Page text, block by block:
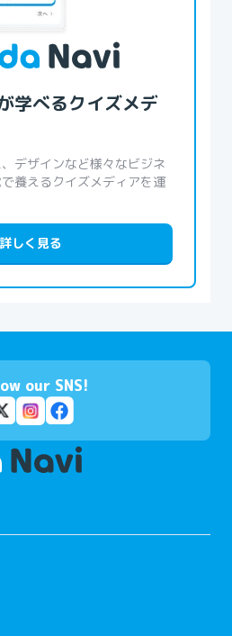
学べるクイズメデ
デザインなど様々なビジネ
養えるクイズメディアを運
詳しく見る
our SNS!